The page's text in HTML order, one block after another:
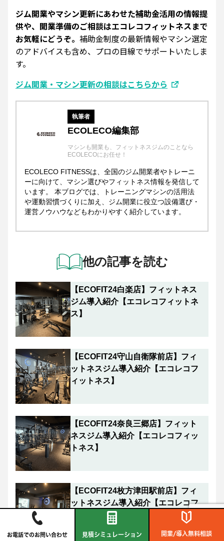
ジム開業やマシン更新にあわせた補助金活用の情報提
供や、開業準備のご相談はエコレコフィットネスまで
お気軽にどうぞ。 補助金制度の最新情報やマシン選定
のアドバイスも含め、プロの目線でサポートいたしま
す。
ジム開業・マシン更新の相談はこちらから
執筆者
ECOLECO編集部
マシンも開業も、フィットネスジムのことなら
ECOLECOにお任せ！
ECOLECO FITNESSは、全国のジム開業者やトレーニ
ーに向けて、マシン選びやフィットネス情報を発信して
います。 本ブログでは、トレーニングマシンの活用法
や運動習慣づくりに加え、ジム開業に役立つ設備選び・
運営ノウハウなどもわかりやすく紹介しています。
他の記事を読む
【ECOFIT24白楽店】フィットネス
ジム導入紹介【エコレコフィットネ
ス】
【ECOFIT24守山自衛隊前店】フィ
ットネスジム導入紹介【エコレコフ
ィットネス】
【ECOFIT24奈良三郷店】フィット
ネスジム導入紹介【エコレコフィッ
トネス】
【ECOFIT24枚方津田駅前店】フィ
ットネスジム導入紹介【エコレコフ
ィットネス】
お電話でのお問い合わせ 見積シミュレーション 開業/導入無料相談